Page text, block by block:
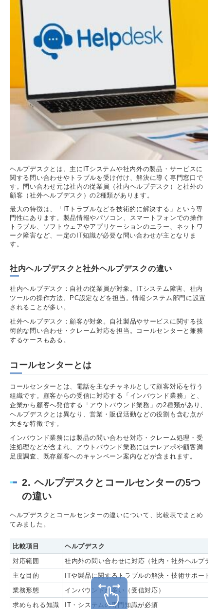
ヘルプデスクとは、主にITシステムや社内外の製品・サービスに
関する問い合わせやトラブルを受け付け、解決に導く専門窓口で
す。問い合わせ元は社内の従業員（社内ヘルプデスク）と社外の
顧客（社外ヘルプデスク）の2種類があります。
最大の特徴は、「ITトラブルなどを技術的に解決する」という専
門性にあります。製品情報やパソコン、スマートフォンでの操作
トラブル、ソフトウェアやアプリケーションのエラー、ネットワ
ーク障害など、一定のIT知識が必要な問い合わせが主となりま
す。
社内ヘルプデスクと社外ヘルプデスクの違い
社内ヘルプデスク：自社の従業員が対象。ITシステム障害、社内
ツールの操作方法、PC設定などを担当。情報システム部門に設置
されることが多い。
社外ヘルプデスク：顧客が対象。自社製品やサービスに関する技
術的な問い合わせ・クレーム対応を担当。コールセンターと兼務
するケースもある。
コールセンターとは
コールセンターとは、電話を主なチャネルとして顧客対応を行う
組織です。顧客からの受信に対応する「インバウンド業務」と、
企業から顧客へ発信する「アウトバウンド業務」の2種類があり、
ヘルプデスクとは異なり、営業・販促活動などの役割も含む点が
大きな特徴です。
インバウンド業務には製品の問い合わせ対応・クレーム処理・受
注処理などが含まれ、アウトバウンド業務にはテレアポや顧客満
足度調査、既存顧客へのキャンペーン案内などが含まれます。
2. ヘルプデスクとコールセンターの5つ
の違い
ヘルプデスクとコールセンターの違いについて、比較表でまとめ
てみました。
比較項目
ヘルプデスク
対応範囲
社内外の問い合わせに対応（社内・社外ヘルプデ
主な目的
ITや製品に関するトラブルの解決・技術サポート
業務形態
インバウンドが多い（受信対応）
求められる知識
IT・システムの専門知識が必須